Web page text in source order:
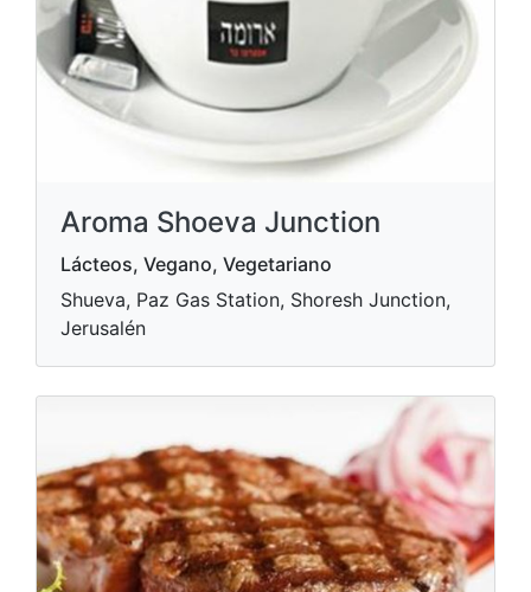
Aroma Shoeva Junction
Lácteos, Vegano, Vegetariano
Shueva, Paz Gas Station, Shoresh Junction,
Jerusalén